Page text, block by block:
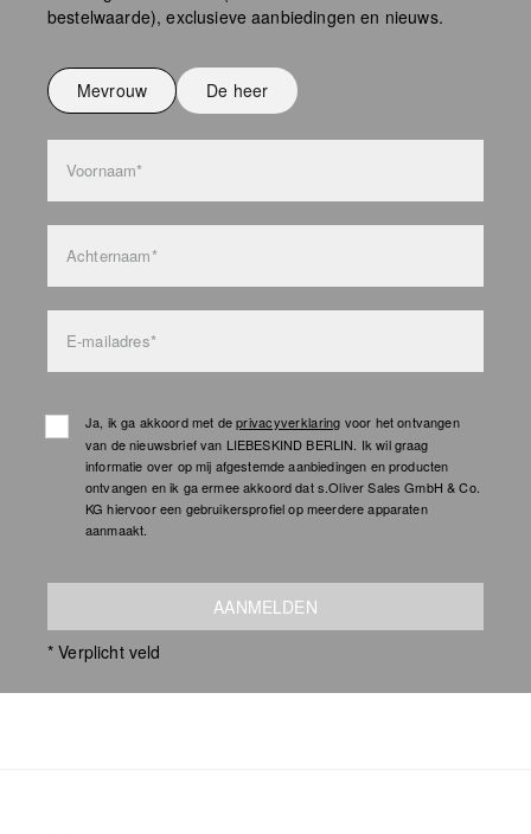
Niet strijken
bestelwaarde), exclusieve aanbiedingen en nieuws.
Mevrouw De heer
Voornaam*
Achternaam*
E-mailadres*
Ja, ik ga akkoord met deprivacyverklaring voor het ontvangen
van de nieuwsbrief van LIEBESKIND BERLIN. Ik wil graag
informatie over op mij afgestemde aanbiedingen en producten
ontvangen en ik ga ermee akkoord dat s.Oliver Sales GmbH & Co.
KG hiervoor een gebruikersprofiel op meerdere apparaten
aanmaakt.
AANMELDEN
* Verplicht veld